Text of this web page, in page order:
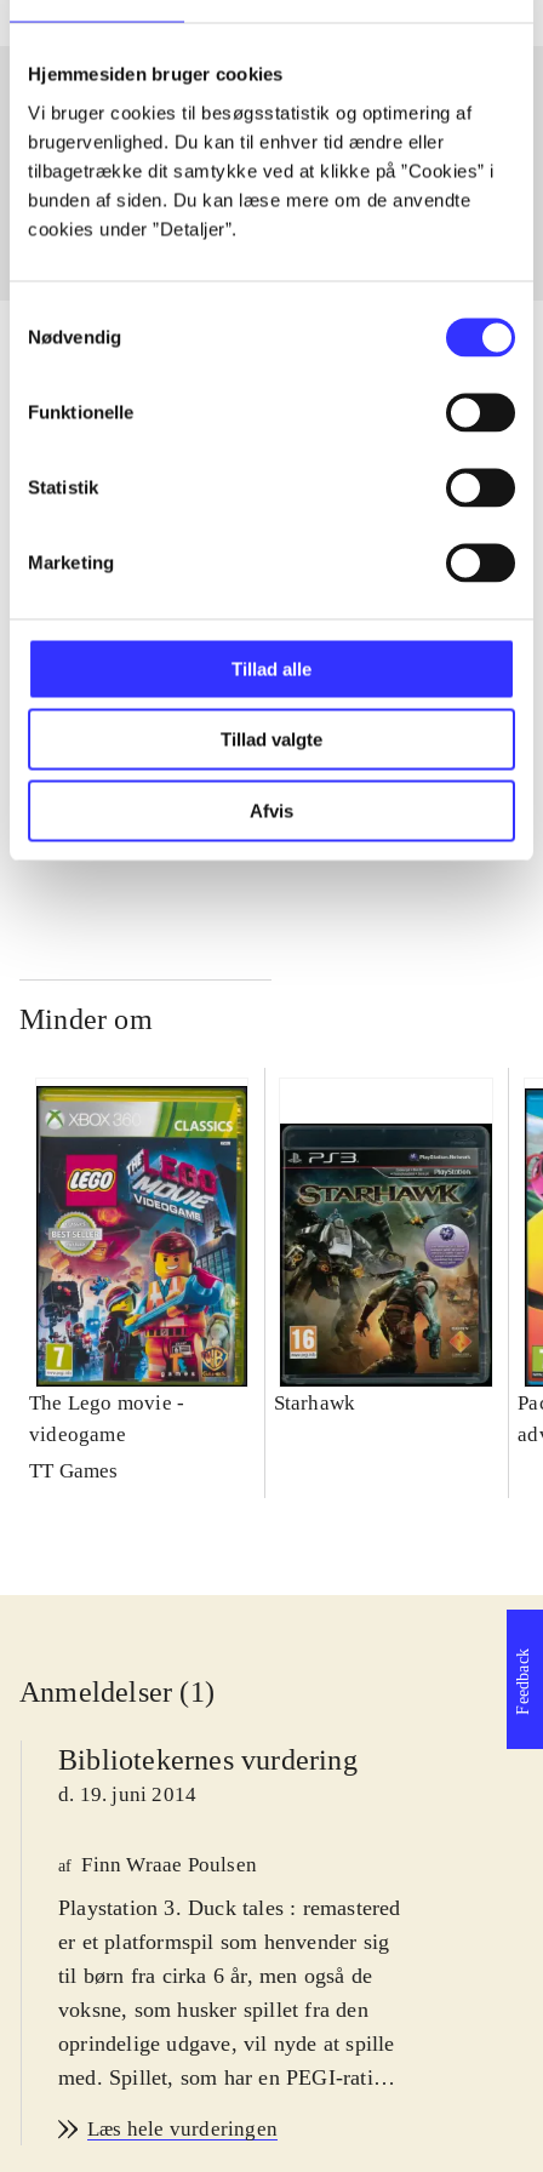
Hjemmesiden bruger cookies
Vi bruger cookies til besøgsstatistik og optimering af
brugervenlighed. Du kan til enhver tid ændre eller
tilbagetrække dit samtykke ved at klikke på ”Cookies” i
bunden af siden. Du kan læse mere om de anvendte
cookies under ”Detaljer”.
Nødvendig
Funktionelle
Statistik
Marketing
Tillad alle
Tillad valgte
Afvis
Artikler med samme emner
Fra
Artikler
...
Minder om
The Lego movie -
videogame
TT Games
Starhawk
Anmeldelser (1)
Bibliotekernes vurdering
d. 19. juni 2014
af Finn Wraae Poulsen
Playstation 3. Duck tales : remastered
er et platformspil som henvender sig
til børn fra cirka 6 år, men også de
voksne, som husker spillet fra den
oprindelige udgave, vil nyde at spille
med. Spillet, som har en PEGI-rating
men det er absolut den humoristiske
Læs hele vurderingen
Feedback